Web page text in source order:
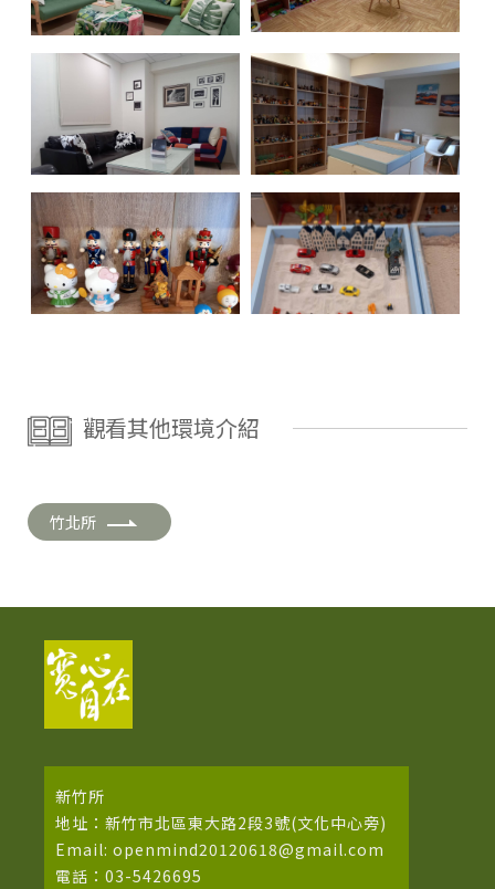
觀看其他環境介紹
竹北所
新竹所
地址：新竹市北區東大路2段3號(文化中心旁)
Email: openmind20120618@gmail.com
電話：03-5426695